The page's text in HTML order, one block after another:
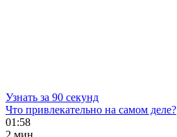
Узнать за 90 секунд
Что привлекательно на самом деле?
01:58
2 мин